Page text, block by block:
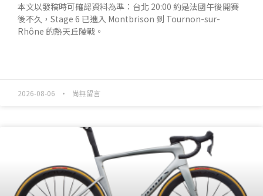
本文以發稿時可確認資料為準：台北 20:00 約是法國午後開賽
後不久，Stage 6 已進入 Montbrison 到 Tournon-sur-
Rhône 的熱天丘陵戰。
2026-08-06 尚無留言